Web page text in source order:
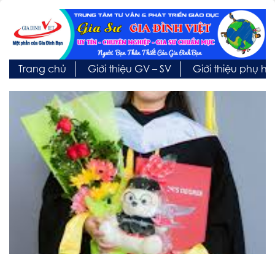
Trang chủ Giới thiệu GV – SV Giới thiệu phụ